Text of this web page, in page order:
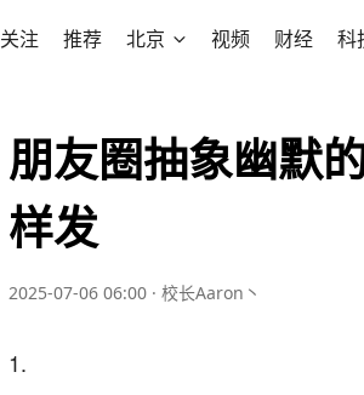
关注 推荐 北京 视频 财经 科
朋友圈抽象幽默
样发
2025-07-06 06:00 · 校长Aaron丶
1.